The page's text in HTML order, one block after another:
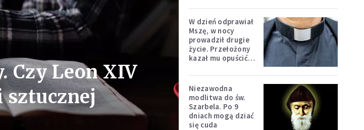
Czy Leon XIV
sztucznej
W dzień odprawiał
Mszę, w nocy
prowadził drugie
życie. Przełożony
kazał mu opuścić
Niezawodna
modlitwa do św.
Szarbela. Po 9
dniach mogą dziać
się cuda